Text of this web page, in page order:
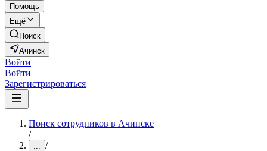
Помощь
Ещё
Поиск
Ачинск
Войти
Войти
Зарегистрироваться
Поиск сотрудников в Ачинске
/
... /